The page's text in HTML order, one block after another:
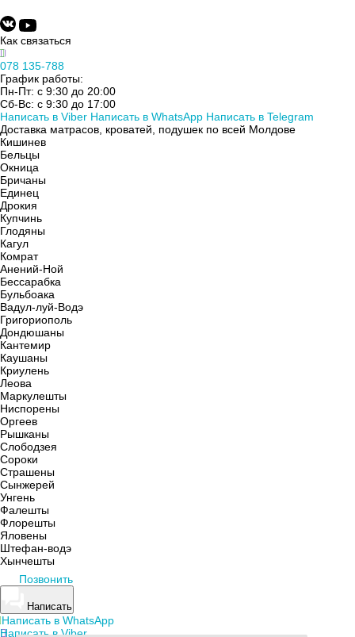
Как связаться
078 135-788
График работы:
Пн-Пт: с 9:30 до 20:00
Сб-Вс: с 9:30 до 17:00
Написать в Viber Написать в WhatsApp Написать в Telegram
Доставка матрасов, кроватей, подушек по всей Молдове
Кишинев
Бельцы
Окница
Бричаны
Единец
Дрокия
Купчинь
Глодяны
Кагул
Комрат
Анений-Ной
Бессарабка
Бульбоака
Вадул-луй-Водэ
Григориополь
Дондюшаны
Кантемир
Каушаны
Криулень
Леова
Маркулешты
Ниспорены
Оргеев
Рышканы
Слободзея
Сороки
Страшены
Сынжерей
Унгень
Фалешты
Флорешты
Яловены
Штефан-водэ
Хынчешты
Позвонить
Написать
Написать в WhatsApp
Написать в Viber